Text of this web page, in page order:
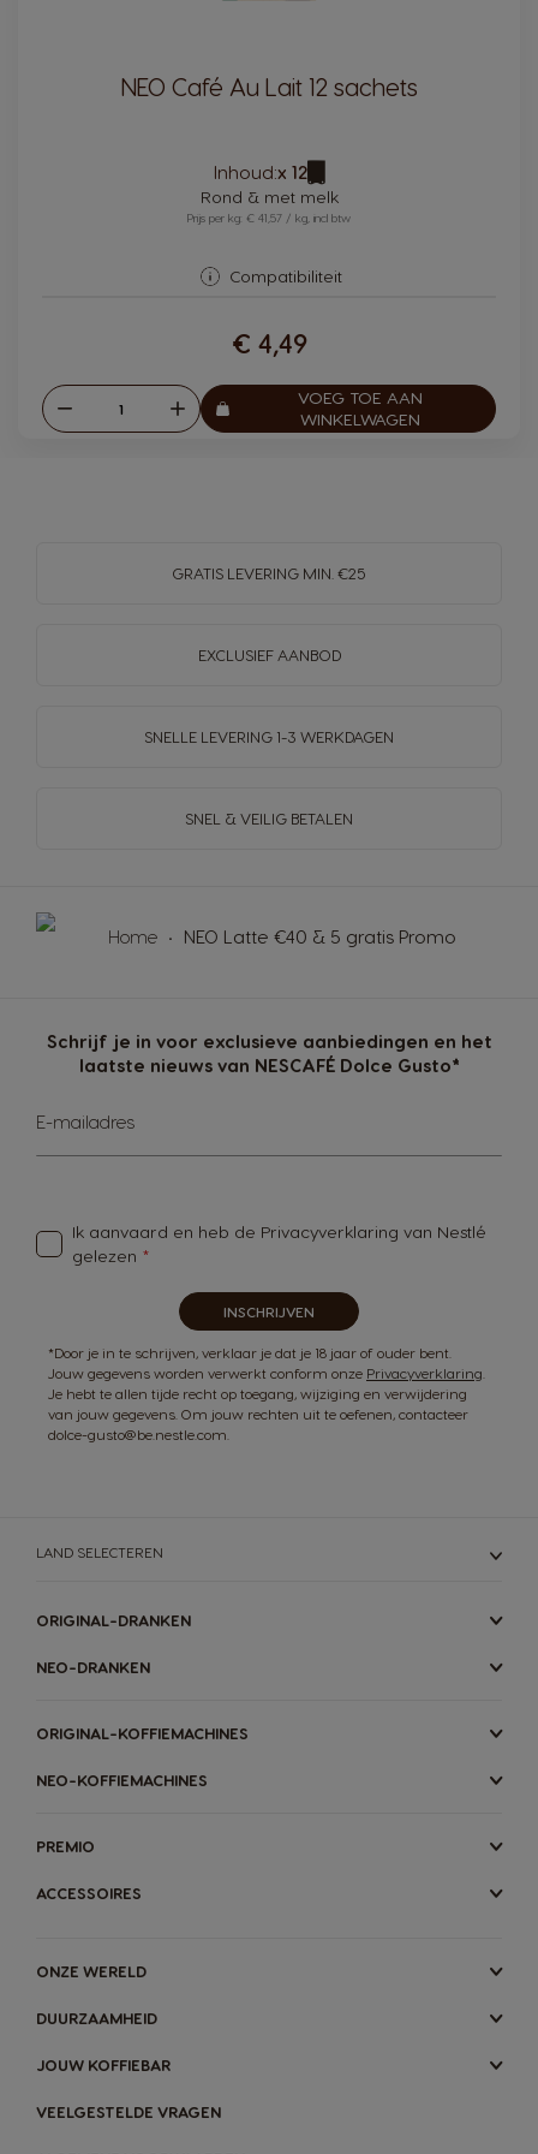
DUURZAAMHEID
NEO Café Au Lait 12 sachets
Inhoud:x 12
capsule
Rond & met melk
Prijs per kg: € 41,57 / kg, incl btw
Compatibiliteit
€ 4,49
Verlagen Verhogen
VOEG TOE AAN
WINKELWAGEN
GRATIS LEVERING MIN. €25
EXCLUSIEF AANBOD
SNELLE LEVERING 1-3 WERKDAGEN
SNEL & VEILIG BETALEN
Home NEO Latte €40 & 5 gratis Promo
Schrijf je in voor exclusieve aanbiedingen en het
laatste nieuws van NESCAFÉ Dolce Gusto*
u
E-mailadres
Ik aanvaard en heb de Privacyverklaring van Nestlé
gelezen
INSCHRIJVEN
*Door je in te schrijven, verklaar je dat je 18 jaar of ouder bent.
Jouw gegevens worden verwerkt conform onze Privacyverklaring
Je hebt te allen tijde recht op toegang, wijziging en verwijdering
van jouw gegevens. Om jouw rechten uit te oefenen, contacteer
dolce-gusto@be.nestle.com.
LAND SELECTEREN
ORIGINAL-DRANKEN
NEO-DRANKEN
ORIGINAL-KOFFIEMACHINES
NEO-KOFFIEMACHINES
PREMIO
ACCESSOIRES
ONZE WERELD
DUURZAAMHEID
JOUW KOFFIEBAR
VEELGESTELDE VRAGEN